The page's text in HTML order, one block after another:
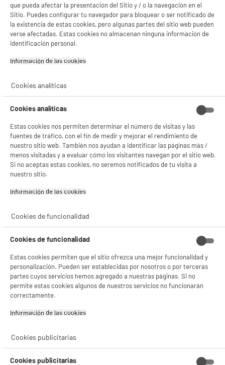
Garantía incluida :
Hastaagosto 2029
Características
Marca
Recargable No
Número de pilas 1
Advertencia
Peligroso. Lea las
Código del artículo
✔ ACEPTAR TODAS
que pueda afectar la presentación del Sitio y / o la navegación en el
Sitio. Puedes configurar tu navegador para bloquear o ser notificado de
la existencia de estas cookies, pero algunas partes del sitio web pueden
verse afectadas. Estas cookies no almacenan ninguna información de
identificación personal.
Información de las cookies‎
Cookies analíticas
Cookies analíticas
Estas cookies nos permiten determinar el número de visitas y las
fuentes de tráfico, con el fin de medir y mejorar el rendimiento de
nuestro sitio web. También nos ayudan a identificar las páginas más /
menos visitadas y a evaluar cómo los visitantes navegan por el sitio web.
Si no aceptas estas cookies, no seremos notificados de tu visita a
nuestro sitio.
Información de las cookies‎
Cookies de funcionalidad
Cookies de funcionalidad
Estas cookies permiten que el sitio ofrezca una mejor funcionalidad y
personalización. Pueden ser establecidas por nosotros o por terceras
partes cuyos servicios hemos agregado a nuestras páginas. Si no
permite estas cookies algunos de nuestros servicios no funcionarán
correctamente.
Información de las cookies‎
Cookies publicitarias
Cookies publicitarias